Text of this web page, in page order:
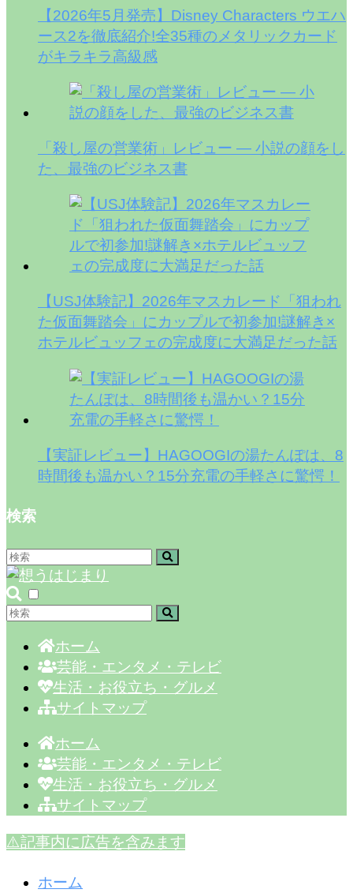
【2026年5月発売】Disney Characters ウエハ
ース2を徹底紹介!全35種のメタリックカード
がキラキラ高級感
「殺し屋の営業術」レビュー — 小説の顔をし
た、最強のビジネス書
【USJ体験記】2026年マスカレード「狙われ
た仮面舞踏会」にカップルで初参加!謎解き×
ホテルビュッフェの完成度に大満足だった話
【実証レビュー】HAGOOGIの湯たんぽは、8
時間後も温かい？15分充電の手軽さに驚愕！
検索
ホーム
芸能・エンタメ・テレビ
生活・お役立ち・グルメ
サイトマップ
ホーム
芸能・エンタメ・テレビ
生活・お役立ち・グルメ
サイトマップ
⚠️記事内に広告を含みます
ホーム